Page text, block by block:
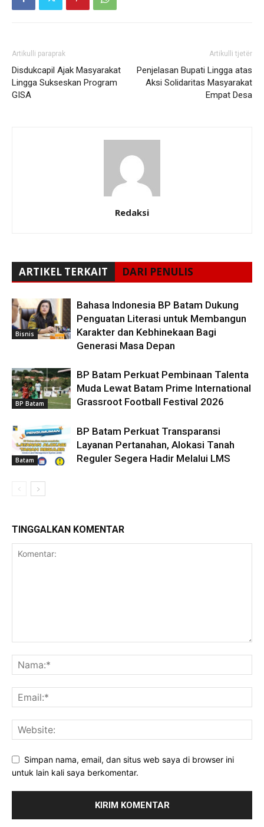
Artikulli paraprak
Disdukcapil Ajak Masyarakat
Lingga Sukseskan Program
GISA
Artikulli tjetër
Penjelasan Bupati Lingga atas
Aksi Solidaritas Masyarakat
Empat Desa
Redaksi
ARTIKEL TERKAIT DARI PENULIS
Bisnis
Bahasa Indonesia BP Batam Dukung
Penguatan Literasi untuk Membangun
Karakter dan Kebhinekaan Bagi
Generasi Masa Depan
BP Batam
BP Batam Perkuat Pembinaan Talenta
Muda Lewat Batam Prime International
Grassroot Football Festival 2026
Batam
BP Batam Perkuat Transparansi
Layanan Pertanahan, Alokasi Tanah
Reguler Segera Hadir Melalui LMS
TINGGALKAN KOMENTAR
Simpan nama, email, dan situs web saya di browser ini
untuk lain kali saya berkomentar.